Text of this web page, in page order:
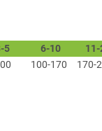
5 6-10
11-
100-170 170-